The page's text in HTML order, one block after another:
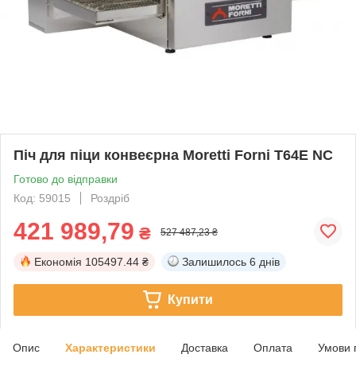
Піч для піци конвеєрна Moretti Forni T64E NC
Готово до відправки
Код: 59015
Роздріб
421 989,79 ₴ 527 487,23 ₴
Економія 105497.44 ₴ Залишилось 6 днів
Купити
Опис Характеристики Доставка Оплата Умови